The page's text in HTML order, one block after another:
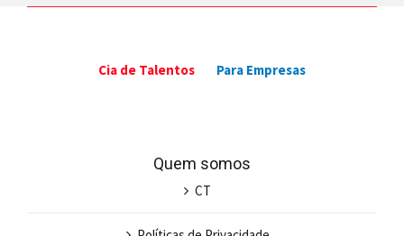
Cia de Talentos Para Empresas
Quem somos
CT